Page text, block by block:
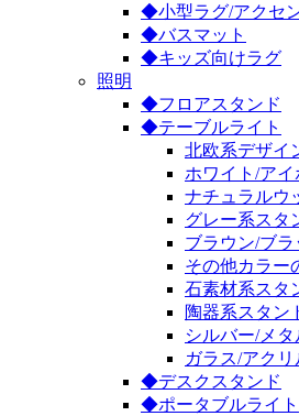
◆小型ラグ/アクセ
◆バスマット
◆キッズ向けラグ
照明
◆フロアスタンド
◆テーブルライト
北欧系デザイ
ホワイト/ア
ナチュラルウ
グレー系スタ
ブラウン/ブ
その他カラー
石素材系スタ
陶器系スタン
シルバー/メ
ガラス/アク
◆デスクスタンド
◆ポータブルライト